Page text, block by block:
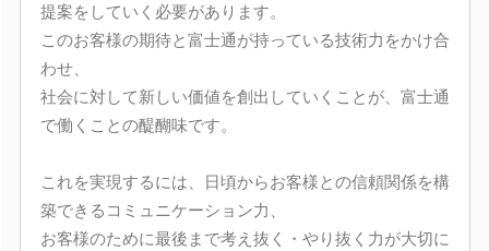
提案をしていく必要があります。
このお客様の期待と富士通が持っている技術力をかけ合
わせ、
社会に対して新しい価値を創出していくことが、富士通
で働くことの醍醐味です。
これを実現するには、日頃からお客様との信頼関係を構
築できるコミュニケーション力、
お客様のために最後まで考え抜く・やり抜く力が大切に